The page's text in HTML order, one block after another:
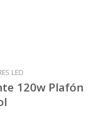
LED
120w Plafón